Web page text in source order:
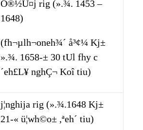
Ó®½U¤j rig (».¾. 1453 –
1648)
(fh¬µlh¬oneh¾´ å³¢¼ Kj±
».¾. 1658-± 30 tUl fhy c
´eh£L¥ nghÇ¬ Koî tiu)
j¦nghija rig (».¾.1648 Kj±
21-« ü¦wh©o± ,ªeh´ tiu)